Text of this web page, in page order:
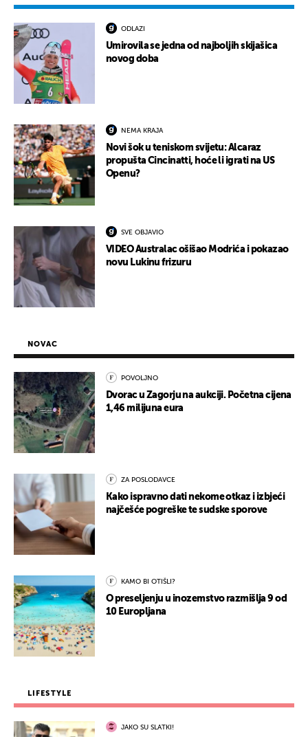
ODLAZI
Umirovila se jedna od najboljih skijašica
novog doba
NEMA KRAJA
Novi šok u teniskom svijetu: Alcaraz
propušta Cincinatti, hoće li igrati na US
Openu?
SVE OBJAVIO
VIDEO Australac ošišao Modrića i pokazao
novu Lukinu frizuru
NOVAC
POVOLJNO
Dvorac u Zagorju na aukciji. Početna cijena
1,46 milijuna eura
ZA POSLODAVCE
Kako ispravno dati nekome otkaz i izbjeći
najčešće pogreške te sudske sporove
KAMO BI OTIŠLI?
O preseljenju u inozemstvo razmišlja 9 od
10 Europljana
LIFESTYLE
JAKO SU SLATKI!